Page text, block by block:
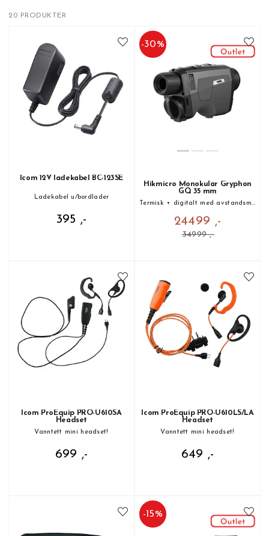
20 PRODUKTER
Icom 12V ladekabel BC-123SE
Ladekabel u/bordlader
395 ,-
-30%
Hikmicro Monokular Gryphon
GQ 35 mm
Termisk + digitalt med avstandsmåler
24499 ,-
34999 ,-
Icom ProEquip PRO-U610SA
Headset
Vanntett mini headset!
699 ,-
Icom ProEquip PRO-U610LS/LA
Headset
Vanntett mini headset!
649 ,-
-15%